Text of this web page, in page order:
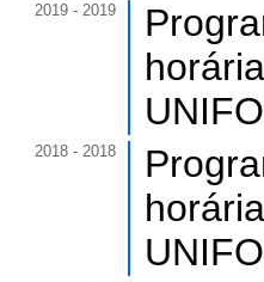
2019 - 2019
2018 - 2018